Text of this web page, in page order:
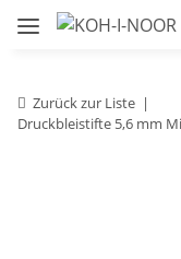
Zurück zur Liste
Druckbleistifte 5,6 mm